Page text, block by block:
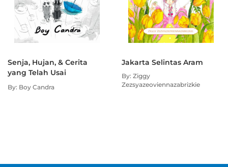
Senja, Hujan, & Cerita
yang Telah Usai
By: Boy Candra
Jakarta Selintas Aram
By: Ziggy
Zezsyazeoviennazabrizkie